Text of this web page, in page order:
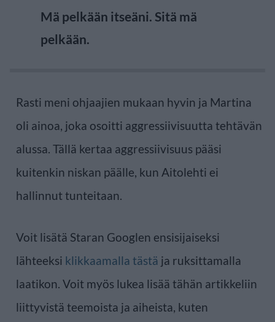
Mä pelkään itseäni. Sitä mä
pelkään.
Rasti meni ohjaajien mukaan hyvin ja Martina
oli ainoa, joka osoitti aggressiivisuutta tehtävän
alussa. Tällä kertaa aggressiivisuus pääsi
kuitenkin niskan päälle, kun Aitolehti ei
hallinnut tunteitaan.
Voit lisätä Staran Googlen ensisijaiseksi
lähteeksi klikkaamalla tästä ja ruksittamalla
laatikon. Voit myös lukea lisää tähän artikkeliin
liittyvistä teemoista ja aiheista, kuten